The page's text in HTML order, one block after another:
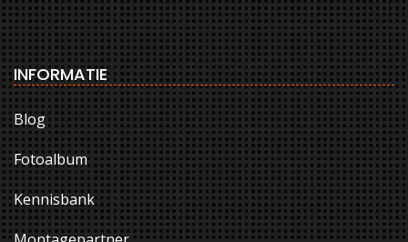
INFORMATIE
Blog
Fotoalbum
Kennisbank